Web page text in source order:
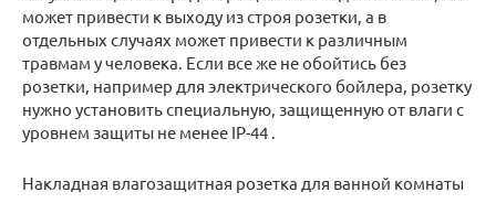
может привести к выходу из строя розетки, а в
отдельных случаях может привести к различным
травмам у человека. Если все же не обойтись без
розетки, например для электрического бойлера, розетку
нужно установить специальную, защищенную от влаги с
уровнем защиты не менее IP-44 .
Накладная влагозащитная розетка для ванной комнаты